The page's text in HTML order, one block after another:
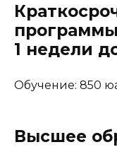
1 недели
Обучение: 850
Высшее